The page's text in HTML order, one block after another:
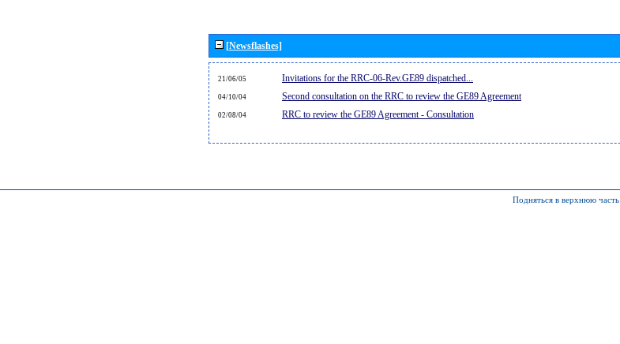
[Newsflashes]
21/06/05 Invitations for the RRC-06-Rev.GE89 dispatched...
04/10/04 Second consultation on the RRC to review the GE89 Agreement
02/08/04 RRC to review the GE89 Agreement - Consultation
Подняться в верхнюю часть